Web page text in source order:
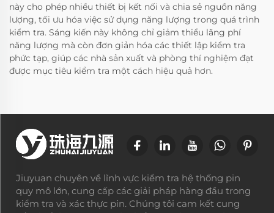
này cho phép nhiều thiết bị kết nối và chia sẻ nguồn năng
lượng, tối ưu hóa việc sử dụng năng lượng trong quá trình
kiểm tra. Sáng kiến này không chỉ giảm thiểu lãng phí
năng lượng mà còn đơn giản hóa các thiết lập kiểm tra
phức tạp, giúp các nhà sản xuất và phòng thí nghiệm đạt
được mục tiêu kiểm tra một cách hiệu quả hơn.
Jiuyuan chuyên về lĩnh vực kiểm tra hệ thống pin
quy mô lớn, cung cấp các giải pháp hàng đầu trong
kiểm tra và xác thực pin. Chúng tôi cam kết cung